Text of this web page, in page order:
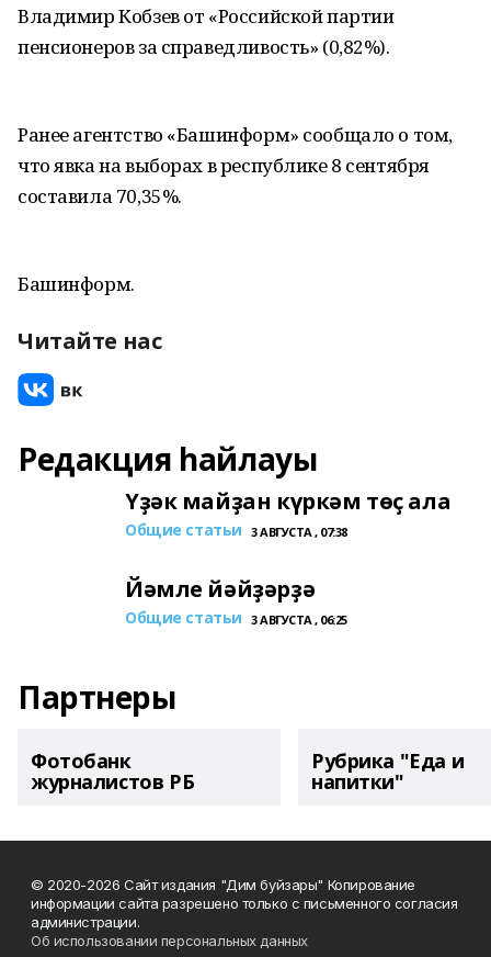
Владимир Кобзев от «Российской партии
пенсионеров за справедливость» (0,82%).
Ранее агентство «Башинформ» сообщало о том,
что явка на выборах в республике 8 сентября
составила 70,35%.
Башинформ.
Читайте нас
Редакция һайлауы
Үҙәк майҙан күркәм төҫ ала
Общие статьи 3 АВГУСТА , 07:38
Йәмле йәйҙәрҙә
Общие статьи 3 АВГУСТА , 06:25
Партнеры
Фотобанк
журналистов РБ
Рубрика "Еда и
напитки"
© 2020-2026 Сайт издания "Дим буйзары" Копирование
информации сайта разрешено только с письменного согласия
администрации.
Об использовании персональных данных